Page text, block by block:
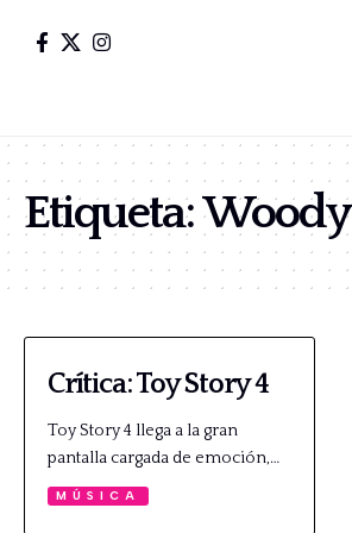
Etiqueta:Woody
Crítica: Toy Story 4
Toy Story 4 llega a la gran
pantalla cargada de emoción,…
MÚSICA